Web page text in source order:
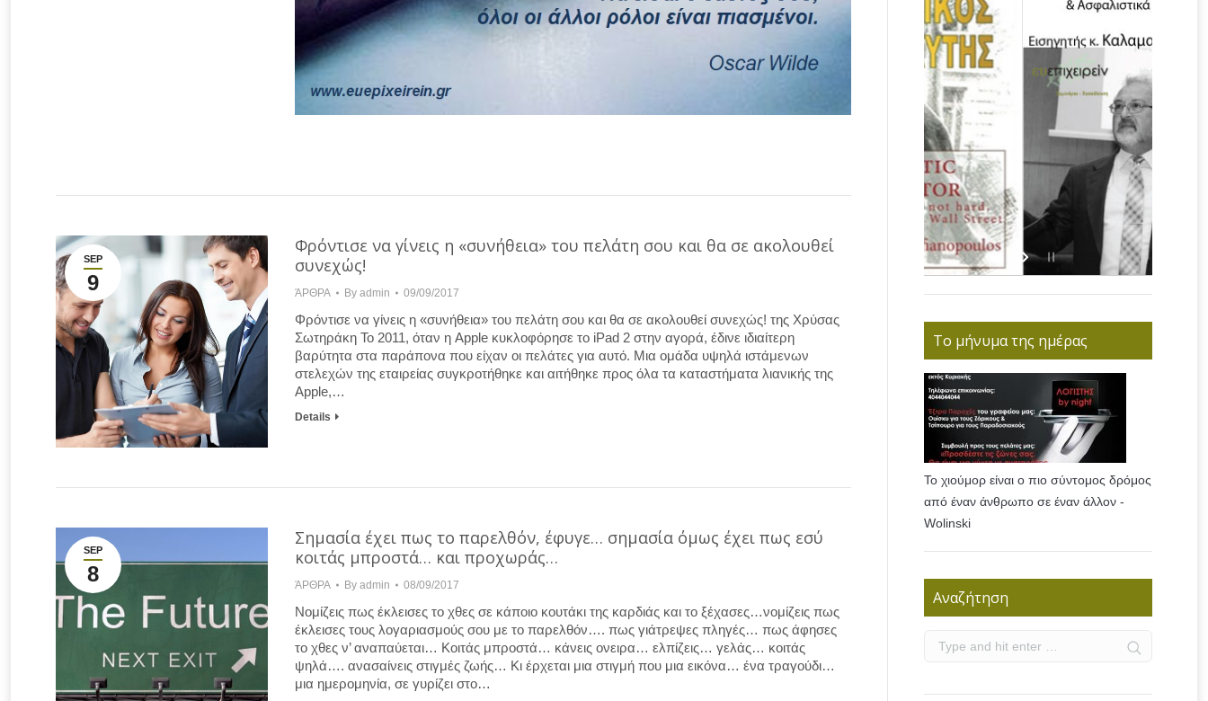
SEP
9
Φρόντισε να γίνεις η «συνήθεια» του πελάτη σου και θα σε ακολουθεί
συνεχώς!
ΆΡΘΡΑ By admin 09/09/2017
Φρόντισε να γίνεις η «συνήθεια» του πελάτη σου και θα σε ακολουθεί συνεχώς! της Χρύσας
Σωτηράκη Το 2011, όταν η Apple κυκλοφόρησε το iPad 2 στην αγορά, έδινε ιδιαίτερη
βαρύτητα στα παράπονα που είχαν οι πελάτες για αυτό. Μια ομάδα υψηλά ιστάμενων
στελεχών της εταιρείας συγκροτήθηκε και αιτήθηκε προς όλα τα καταστήματα λιανικής της
Apple,…
Details
SEP
8
Σημασία έχει πως το παρελθόν, έφυγε… σημασία όμως έχει πως εσύ
κοιτάς μπροστά… και προχωράς…
ΆΡΘΡΑ By admin 08/09/2017
Νομίζεις πως έκλεισες το χθες σε κάποιο κουτάκι της καρδιάς και το ξέχασες…νομίζεις πως
έκλεισες τους λογαριασμούς σου με το παρελθόν…. πως γιάτρεψες πληγές… πως άφησες
το χθες ν’ αναπαύεται… Κοιτάς μπροστά… κάνεις ονειρα… ελπίζεις… γελάς… κοιτάς
ψηλά…. ανασαίνεις στιγμές ζωής… Κι έρχεται μια στιγμή που μια εικόνα… ένα τραγούδι…
μια ημερομηνία, σε γυρίζει στο…
Το μήνυμα της ημέρας
Το χιούμορ είναι ο πιο σύντομος δρόμος
από έναν άνθρωπο σε έναν άλλον -
Wolinski
Αναζήτηση